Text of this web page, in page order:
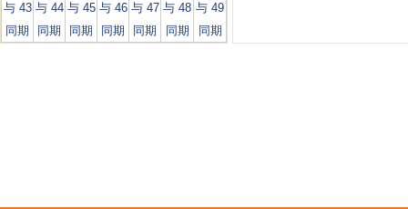
与 43
同期
与 44
同期
与 45
同期
与 46
同期
与 47
同期
与 48
同期
与 49
同期